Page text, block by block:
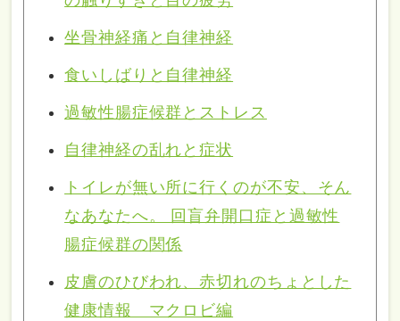
坐骨神経痛と自律神経
食いしばりと自律神経
過敏性腸症候群とストレス
自律神経の乱れと症状
トイレが無い所に行くのが不安、そん
なあなたへ。 回盲弁開口症と過敏性
腸症候群の関係
皮膚のひびわれ、赤切れのちょとした
健康情報 マクロビ編